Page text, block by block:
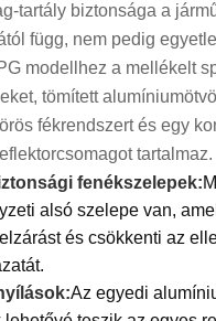
tartály biztonsága a
függ, nem pedig
modellhez a mellékelt
tömített
fékrendszert és egy
tartalmaz.
fenékszelepek:
alsó szelepe van,
és csökkenti az
Az egyedi